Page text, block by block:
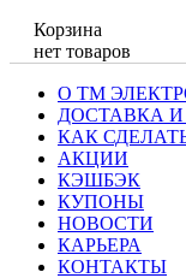
Корзина
нет товаров
О ТМ
ДОСТАВКА
КАК
АКЦИИ
КЭШБЭК
КУПОНЫ
НОВОСТИ
КАРЬЕРА
КОНТАКТЫ